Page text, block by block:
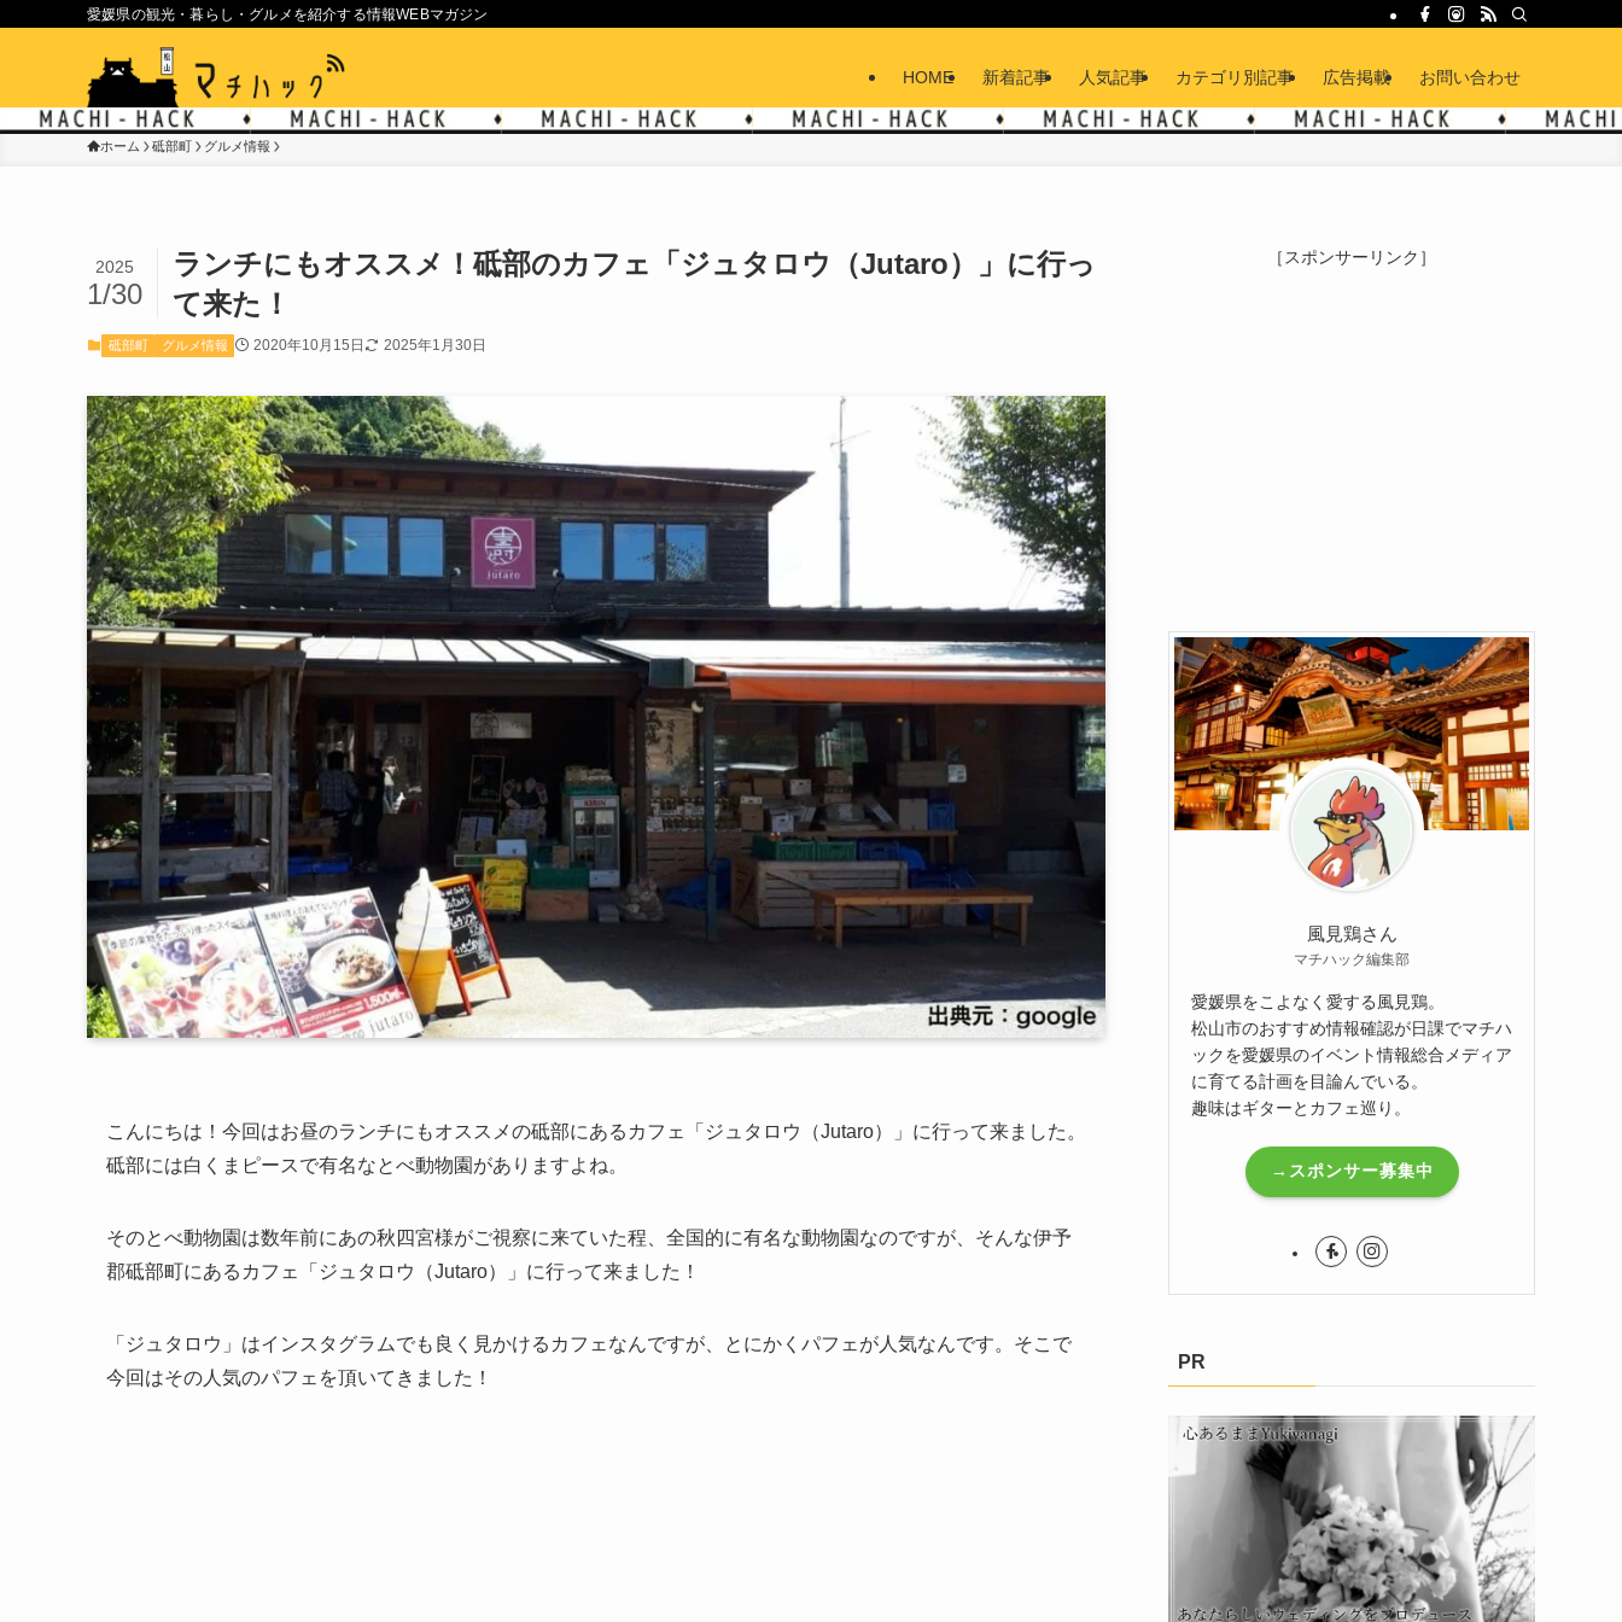
愛媛県の観光・暮らし・グルメを紹介する情報WEBマガジン
HOME 新着記事 人気記事 カテゴリ別記事 広告掲載 お問い合わせ
ホーム 砥部町 グルメ情報
ランチにもオススメ！砥部のカフェ「ジュタロウ（Jutaro）」に行っ
て来た！
2025
1/30
砥部町 グルメ情報 2020年10月15日 2025年1月30日
こんにちは！今回はお昼のランチにもオススメの砥部にあるカフェ「ジュタロウ（Jutaro）」に行って来ました。
砥部には白くまピースで有名なとべ動物園がありますよね。
そのとべ動物園は数年前にあの秋四宮様がご視察に来ていた程、全国的に有名な動物園なのですが、そんな伊予
郡砥部町にあるカフェ「ジュタロウ（Jutaro）」に行って来ました！
「ジュタロウ」はインスタグラムでも良く見かけるカフェなんですが、とにかくパフェが人気なんです。そこで
今回はその人気のパフェを頂いてきました！
［スポンサーリンク］
風見鶏さん
マチハック編集部
愛媛県をこよなく愛する風見鶏。
松山市のおすすめ情報確認が日課でマチハ
ックを愛媛県のイベント情報総合メディア
に育てる計画を目論んでいる。
趣味はギターとカフェ巡り。
→スポンサー募集中
PR